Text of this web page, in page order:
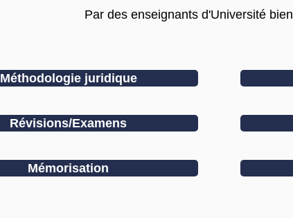
​Par des enseignants d'Université
Méthodologie juridique
Révisions/Examens
Mémorisation